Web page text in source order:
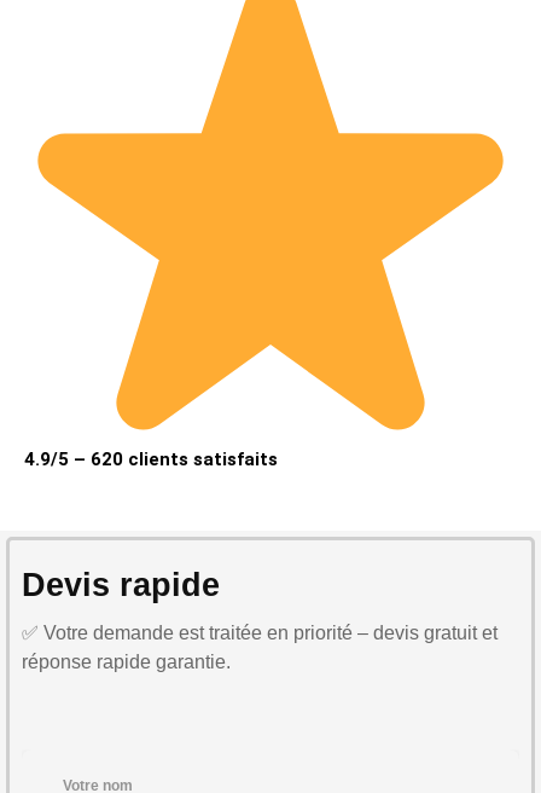
4.9/5 – 620 clients satisfaits
Devis rapide
✅ Votre demande est traitée en priorité – devis gratuit et
réponse rapide garantie.
Votre nom